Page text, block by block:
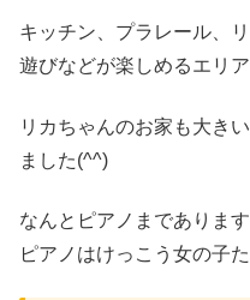
キッチン、プラレール、
遊びなどが楽しめるエリア
リカちゃんのお家も大き
ました(^^)
なんとピアノまであります
ピアノはけっこう女の子